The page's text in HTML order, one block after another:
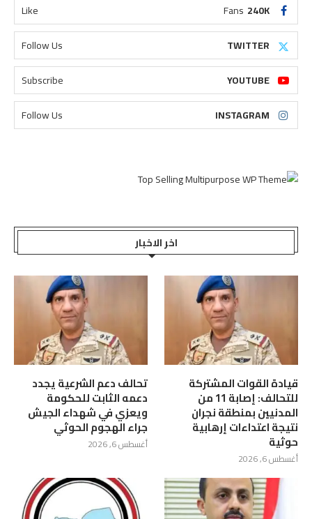
240K
Fans
Like
TWITTER
Follow Us
YOUTUBE
Subscribe
INSTAGRAM
Follow Us
اخر الاخبار
قيادة القوات المشتركة
للتحالف: إصابة 11 من
المدنيين بمنطقة نجران
نتيجة اعتداءات إرهابية
حوثية
أغسطس 6, 2026
تحالف دعم الشرعية يجدد
دعمه الثابت للحكومة
ويعزي في شهداء الجيش
جراء الهجوم الحوثي
أغسطس 6, 2026